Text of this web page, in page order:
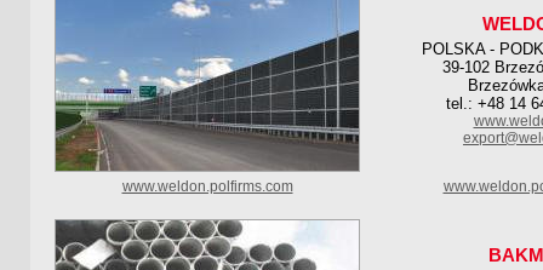
POLSKA -
39-102
tel.: +48 14
www.weldon.polfirms.com